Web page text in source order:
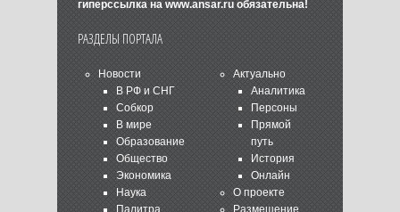
гиперссылка на www.ansar.ruобязательна!
РАЗДЕЛЫ ПОРТАЛА
Новости
В РФ и СНГ
Собкор
В мире
Образование
Общество
Экономика
Наука
Актуально
Аналитика
Персоны
Прямой
путь
История
Онлайн
О проекте